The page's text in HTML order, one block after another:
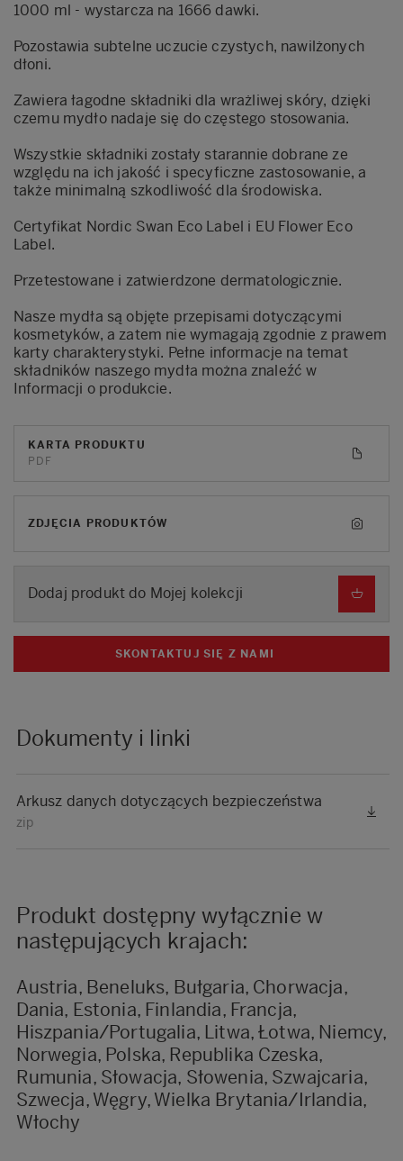
1000 ml - wystarcza na 1666 dawki.
Pozostawia subtelne uczucie czystych, nawilżonych
dłoni.
Zawiera łagodne składniki dla wrażliwej skóry, dzięki
czemu mydło nadaje się do częstego stosowania.
Wszystkie składniki zostały starannie dobrane ze
względu na ich jakość i specyficzne zastosowanie, a
także minimalną szkodliwość dla środowiska.
Certyfikat Nordic Swan Eco Label i EU Flower Eco
Label.
Przetestowane i zatwierdzone dermatologicznie.
Nasze mydła są objęte przepisami dotyczącymi
kosmetyków, a zatem nie wymagają zgodnie z prawem
karty charakterystyki. Pełne informacje na temat
składników naszego mydła można znaleźć w
Informacji o produkcie.
KARTA PRODUKTU
PDF
ZDJĘCIA PRODUKTÓW
Dodaj produkt do Mojej kolekcji
SKONTAKTUJ SIĘ Z NAMI
Dokumenty i linki
Arkusz danych dotyczących bezpieczeństwa
zip
Produkt dostępny wyłącznie w
następujących krajach:
Austria, Beneluks, Bułgaria, Chorwacja,
Dania, Estonia, Finlandia, Francja,
Hiszpania/Portugalia, Litwa, Łotwa, Niemcy,
Norwegia, Polska, Republika Czeska,
Rumunia, Słowacja, Słowenia, Szwajcaria,
Szwecja, Węgry, Wielka Brytania/Irlandia,
Włochy